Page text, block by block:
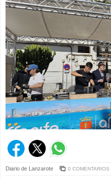
Diario de Lanzarote 0 COMENTARIOS